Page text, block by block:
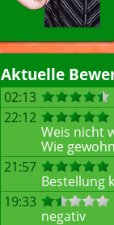
Aktuelle
02:13
22:12
Weis nicht
Wie
21:57
Bestellung
19:33
negativ